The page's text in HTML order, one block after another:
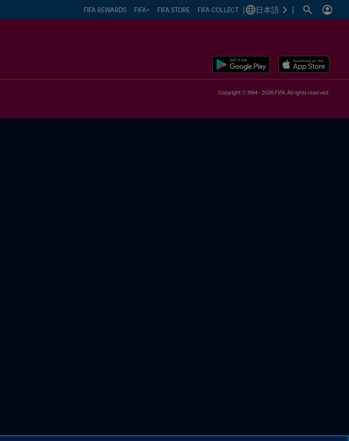
FIFA REWARDS FIFA+ FIFA STORE FIFA COLLECT 日本語
Copyright © 1994 - 2026 FIFA. All rights reserved.